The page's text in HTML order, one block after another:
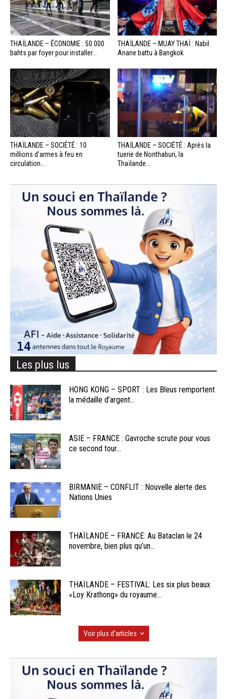
THAÏLANDE – ÉCONOMIE : 50 000
bahts par foyer pour installer...
THAÏLANDE – MUAY THAÏ : Nabil
Anane battu à Bangkok
THAÏLANDE – SOCIÉTÉ : 10
millions d’armes à feu en
circulation...
THAÏLANDE – SOCIÉTÉ : Après la
tuerie de Nonthaburi, la
Thaïlande...
Les plus lus
HONG KONG – SPORT : Les Bleus remportent
la médaille d’argent...
ASIE – FRANCE : Gavroche scrute pour vous
ce second tour...
BIRMANIE – CONFLIT : Nouvelle alerte des
Nations Unies
THAÏLANDE – FRANCE: Au Bataclan le 24
novembre, bien plus qu’un...
THAÏLANDE – FESTIVAL: Les six plus beaux
«Loy Krathong» du royaume...
Voir plus d'articles